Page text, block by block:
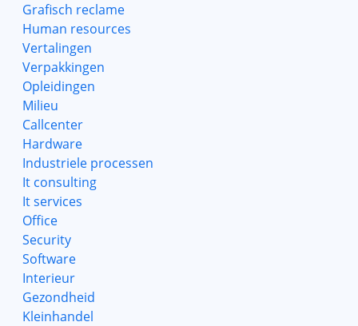
Grafisch reclame
Human resources
Vertalingen
Verpakkingen
Opleidingen
Milieu
Callcenter
Hardware
Industriele processen
It consulting
It services
Office
Security
Software
Interieur
Gezondheid
Kleinhandel